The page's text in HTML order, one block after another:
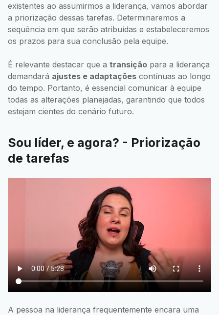
existentes ao assumirmos a liderança, vamos abordar
a priorização dessas tarefas. Determinaremos a
sequência em que serão atribuídas e estabeleceremos
os prazos para sua conclusão pela equipe.
É relevante destacar que a transição para a liderança
demandará ajustes e adaptações contínuas ao longo
do tempo. Portanto, é essencial comunicar à equipe
todas as alterações planejadas, garantindo que todos
estejam cientes do cenário futuro.
Sou líder, e agora? - Priorização
de tarefas
A pessoa na liderança frequentemente encara uma